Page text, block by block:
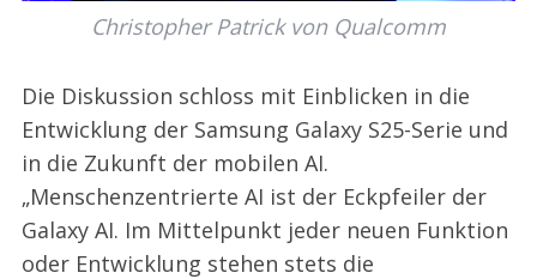
Christopher Patrick von Qualcomm
Die Diskussion schloss mit Einblicken in die
Entwicklung der Samsung Galaxy S25-Serie und
in die Zukunft der mobilen AI.
„Menschenzentrierte AI ist der Eckpfeiler der
Galaxy AI. Im Mittelpunkt jeder neuen Funktion
oder Entwicklung stehen stets die